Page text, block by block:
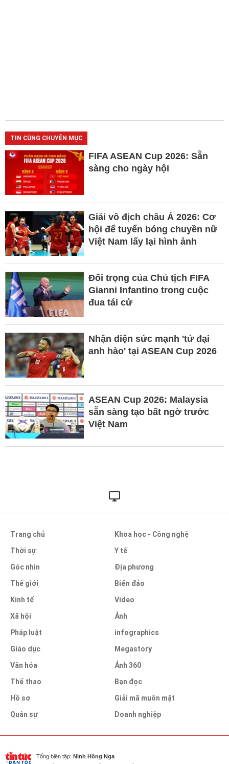
TIN CÙNG CHUYÊN MỤC
FIFA ASEAN Cup 2026: Sẵn
sàng cho ngày hội
Giải vô địch châu Á 2026: Cơ
hội để tuyển bóng chuyền nữ
Việt Nam lấy lại hình ảnh
Đối trọng của Chủ tịch FIFA
Gianni Infantino trong cuộc
đua tái cử
Nhận diện sức mạnh 'tứ đại
anh hào' tại ASEAN Cup 2026
ASEAN Cup 2026: Malaysia
sẵn sàng tạo bất ngờ trước
Việt Nam
Trang chủ
Thời sự
Góc nhìn
Thế giới
Kinh tế
Xã hội
Pháp luật
Giáo dục
Văn hóa
Thể thao
Hồ sơ
Quân sự
Khoa học - Công nghệ
Y tế
Địa phương
Biển đảo
Video
Ảnh
infographics
Megastory
Ảnh 360
Bạn đọc
Giải mã muôn mặt
Doanh nghiệp
Tổng biên tập: Ninh Hồng Nga